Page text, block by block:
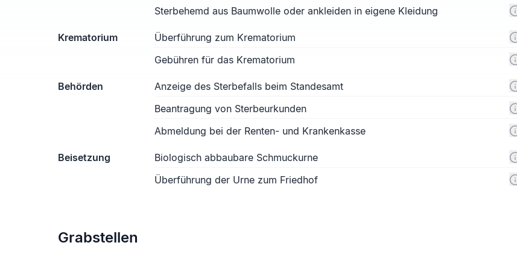
Sterbehemd aus Baumwolle oder ankleiden in eigene Kleidung
Krematorium
Überführung zum Krematorium
Gebühren für das Krematorium
Behörden
Anzeige des Sterbefalls beim Standesamt
Beantragung von Sterbeurkunden
Abmeldung bei der Renten- und Krankenkasse
Beisetzung
Biologisch abbaubare Schmuckurne
Überführung der Urne zum Friedhof
Grabstellen